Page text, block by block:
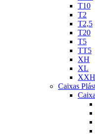
T10
T2
T2,5
T20
T5
TT5
XH
XL
XXH
Caixas